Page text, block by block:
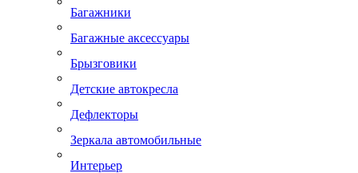
Багажники
Багажные аксессуары
Брызговики
Детские автокресла
Дефлекторы
Зеркала автомобильные
Интерьер